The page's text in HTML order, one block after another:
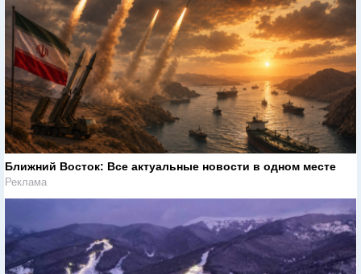
Ближний Восток: Все актуальные новости в одном месте
Реклама